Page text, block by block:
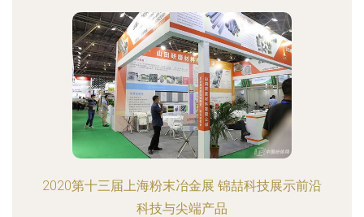
2020第十三届上海粉末冶金展 锦喆科技展示前沿
科技与尖端产品